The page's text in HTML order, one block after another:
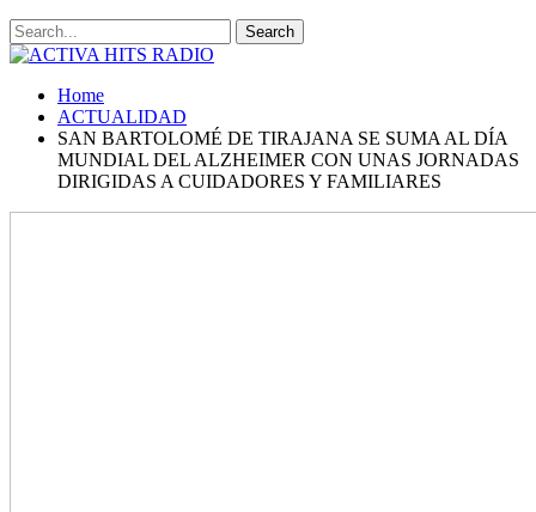
Home
ACTUALIDAD
SAN BARTOLOMÉ DE TIRAJANA SE SUMA AL DÍA
MUNDIAL DEL ALZHEIMER CON UNAS JORNADAS
DIRIGIDAS A CUIDADORES Y FAMILIARES